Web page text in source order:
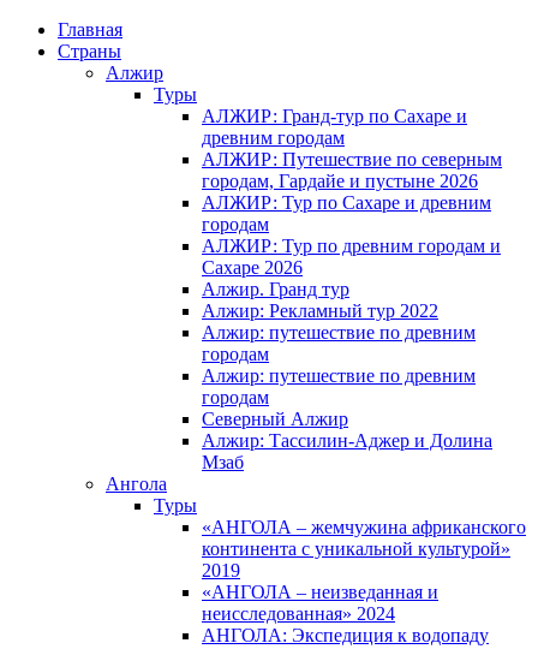
Главная
Страны
Алжир
Туры
АЛЖИР: Гранд-тур по Сахаре и
древним городам
АЛЖИР: Путешествие по северным
городам, Гардайе и пустыне 2026
АЛЖИР: Тур по Сахаре и древним
городам
АЛЖИР: Тур по древним городам и
Сахаре 2026
Алжир. Гранд тур
Алжир: Рекламный тур 2022
Алжир: путешествие по древним
городам
Алжир: путешествие по древним
городам
Северный Алжир
Алжир: Тассилин-Аджер и Долина
Мзаб
Ангола
Туры
«АНГОЛА – жемчужина африканского
континента с уникальной культурой»
2019
«АНГОЛА – неизведанная и
неисследованная» 2024
АНГОЛА: Экспедиция к водопаду